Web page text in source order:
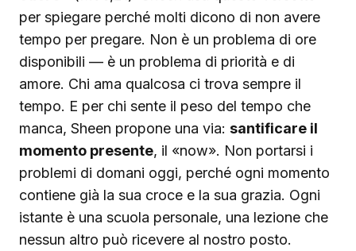
per spiegare perché molti dicono di non avere
tempo per pregare. Non è un problema di ore
disponibili — è un problema di priorità e di
amore. Chi ama qualcosa ci trova sempre il
tempo. E per chi sente il peso del tempo che
manca, Sheen propone una via: santificare il
momento presente, il «now». Non portarsi i
problemi di domani oggi, perché ogni momento
contiene già la sua croce e la sua grazia. Ogni
istante è una scuola personale, una lezione che
nessun altro può ricevere al nostro posto.